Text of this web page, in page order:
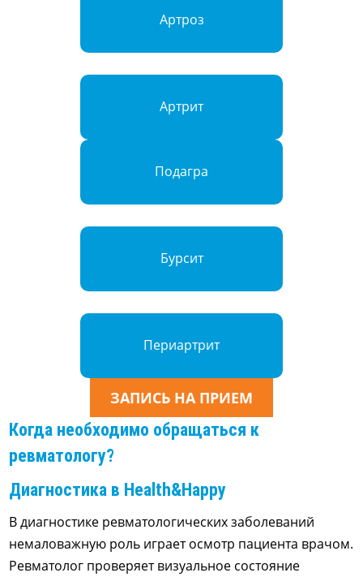
Артроз
Артрит
Подагра
Бурсит
Периартрит
ЗАПИСЬ НА ПРИЕМ
Когда необходимо обращаться к
ревматологу?
Диагностика в Health&Happy
В диагностике ревматологических заболеваний
немаловажную роль играет осмотр пациента врачом.
Ревматолог проверяет визуальное состояние